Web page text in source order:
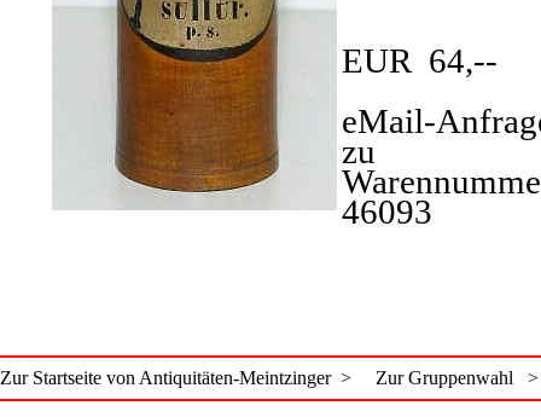
EUR 64,--
eMail-
zu
46093
Zur Startseite von Antiquitäten-Meintzinger > Zur Gruppenwahl >